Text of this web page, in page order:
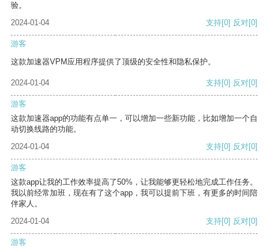
验。
2024-01-04
支持[0] 反对[0]
游客
这款加速器VPM应用程序提供了顶级的安全性和隐私保护。
2024-01-04 支持[0] 反对[0]
游客
这款加速器app的功能有点单一，可以增加一些新功能，比如增加一个自
动切换线路的功能。
2024-01-04
支持[0] 反对[0]
游客
这款app让我的工作效率提高了50%，让我能够更轻松地完成工作任务。
我以前经常加班，现在有了这个app，我可以提前下班，有更多的时间陪
伴家人。
2024-01-04
支持[0] 反对[0]
游客